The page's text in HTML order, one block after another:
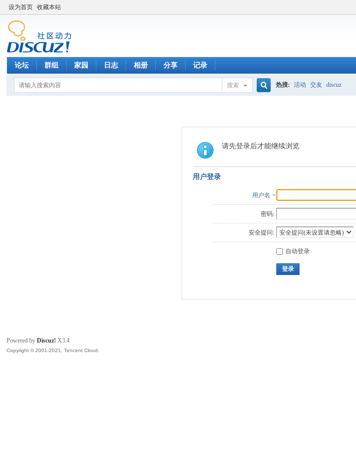
设为首页 收藏本站
论坛 群组 家园 日志 相册 分享 记录
搜索
索
热搜: 活动 交友 discuz
请先登录后才能继续浏览
用户登录
用户名
密码:
安全提问:
自动登录
登录
Powered byDiscuz! X3.4
Copyright © 2001-2021, Tencent Cloud.